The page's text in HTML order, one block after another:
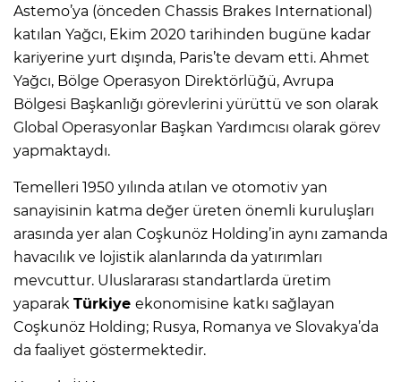
Astemo’ya (önceden Chassis Brakes International)
katılan Yağcı, Ekim 2020 tarihinden bugüne kadar
kariyerine yurt dışında, Paris’te devam etti. Ahmet
Yağcı, Bölge Operasyon Direktörlüğü, Avrupa
Bölgesi Başkanlığı görevlerini yürüttü ve son olarak
Global Operasyonlar Başkan Yardımcısı olarak görev
yapmaktaydı.
Temelleri 1950 yılında atılan ve otomotiv yan
sanayisinin katma değer üreten önemli kuruluşları
arasında yer alan Coşkunöz Holding’in aynı zamanda
havacılık ve lojistik alanlarında da yatırımları
mevcuttur. Uluslararası standartlarda üretim
yaparak Türkiye ekonomisine katkı sağlayan
Coşkunöz Holding; Rusya, Romanya ve Slovakya’da
da faaliyet göstermektedir.